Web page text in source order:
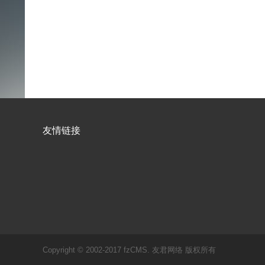
友情链接
Copyright © 2002-2017 fzCMS. 友君网络 版权所有